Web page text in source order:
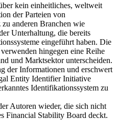
kein einheitliches, weltweit
der Parteien von
zu anderen Branchen wie
Unterhaltung, die bereits
eingeführt haben. Die
hingegen eine Reihe
und Marktsektor unterscheiden.
der Informationen und erschwert
Entity Identifier Initiative
Identifikationssystem zu
Autoren wieder, die sich nicht
Financial Stability Board deckt.